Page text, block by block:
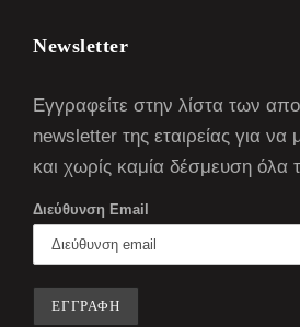
Newsletter
Εγγραφείτε στην λίστα των
newsletter της εταιρείας για να
και χωρίς καμία δέσμευση όλα
Διεύθυνση Email